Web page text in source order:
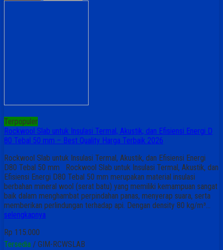
Terpopuler
Rockwool Slab untuk Insulasi Termal, Akustik, dan Efisiensi Energi D
80 Tebal 50 mm – Best Quality Harga Terbaik 2026
Rockwool Slab untuk Insulasi Termal, Akustik, dan Efisiensi Energi
D80 Tebal 50 mm Rockwool Slab untuk Insulasi Termal, Akustik, dan
Efisiensi Energi D80 Tebal 50 mm merupakan material insulasi
berbahan mineral wool (serat batu) yang memiliki kemampuan sangat
baik dalam menghambat perpindahan panas, menyerap suara, serta
memberikan perlindungan terhadap api. Dengan density 80 kg/m³…
selengkapnya
Rp 115.000
Tersedia / GIM-RCWSLAB